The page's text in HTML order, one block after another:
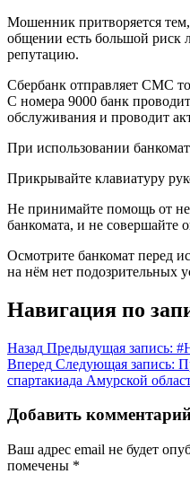
Мошенник притворяется
общении есть большой риск
репутацию.
Сбербанк отправляет СМС
С номера 9000 банк
обслуживания и проводит
При использовании
Прикрывайте клавиатуру
Не принимайте помощь от
банкомата, и не совершайте
Осмотрите банкомат перед
на нём нет подозрительных
Навигация по
Назад Предыдущая запись:
Вперед Следующая запись:
спартакиада Амурской
Добавить
Ваш адрес email не будет
помечены *